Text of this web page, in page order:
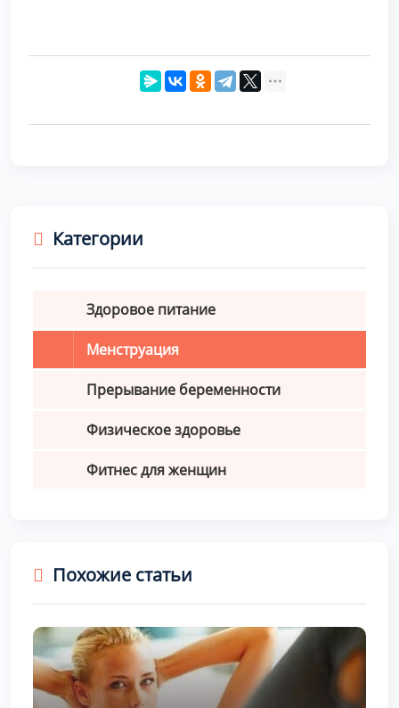
Категории
Здоровое питание
Менструация
Прерывание беременности
Физическое здоровье
Фитнес для женщин
Похожие статьи